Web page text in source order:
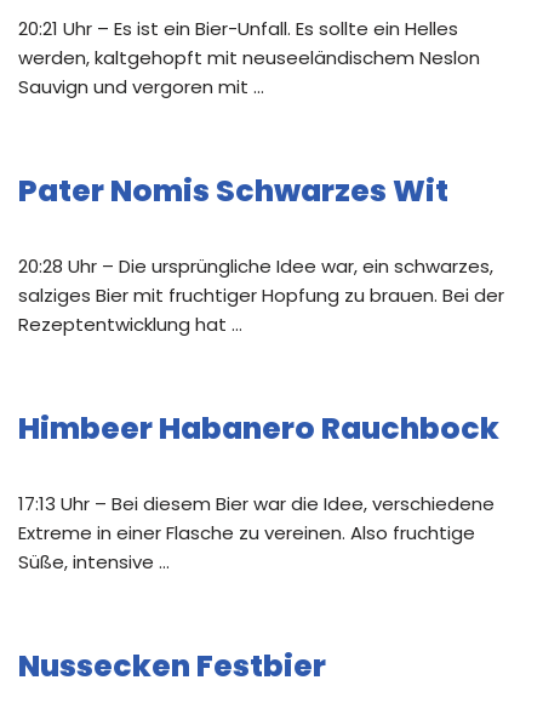
20:21 Uhr – Es ist ein Bier-Unfall. Es sollte ein Helles
werden, kaltgehopft mit neuseeländischem Neslon
Sauvign und vergoren mit …
Pater Nomis Schwarzes Wit
20:28 Uhr – Die ursprüngliche Idee war, ein schwarzes,
salziges Bier mit fruchtiger Hopfung zu brauen. Bei der
Rezeptentwicklung hat …
Himbeer Habanero Rauchbock
17:13 Uhr – Bei diesem Bier war die Idee, verschiedene
Extreme in einer Flasche zu vereinen. Also fruchtige
Süße, intensive …
Nussecken Festbier